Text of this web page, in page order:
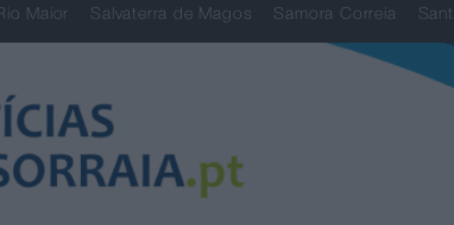
Rio Maior Salvaterra de Magos Samora Correia